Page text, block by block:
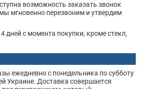
возможность заказать звонок
мгновенно перезвоним и утвердим
дней с момента покупки, кроме стекл,
ежедневно с понедельника по субботу
Украине. Доставка совершается